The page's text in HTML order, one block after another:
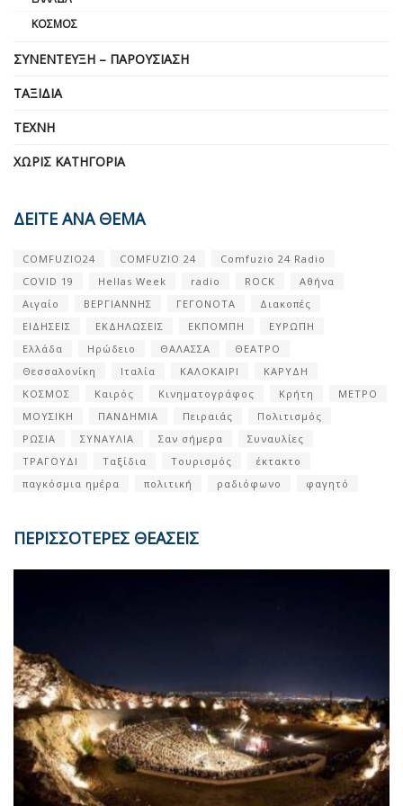
ΚΌΣΜΟΣ
ΣΥΝΈΝΤΕΥΞΗ – ΠΑΡΟΥΣΊΑΣΗ
ΤΑΞΊΔΙΑ
ΤΈΧΝΗ
ΧΩΡΊΣ ΚΑΤΗΓΟΡΊΑ
ΔΕΙΤΕ ΑΝΑ ΘΕΜΑ
COMFUZIO24 COMFUZIO 24
Comfuzio 24 Radio
COVID 19
Hellas Week radio ROCK
Αθήνα
Αιγαίο
ΒΕΡΓΙΑΝΝΗΣ ΓΕΓΟΝΟΤΑ
Διακοπές
ΕΙΔΗΣΕΙΣ
ΕΚΔΗΛΩΣΕΙΣ ΕΚΠΟΜΠΗ
ΕΥΡΩΠΗ
Ελλάδα
Ηρώδειο ΘΑΛΑΣΣΑ
ΘΕΑΤΡΟ
Θεσσαλονίκη
Ιταλία ΚΑΛΟΚΑΙΡΙ
ΚΑΡΥΔΗ
ΚΟΣΜΟΣ
Καιρός Κινηματογράφος Κρήτη
ΜΕΤΡΟ
ΜΟΥΣΙΚΗ
ΠΑΝΔΗΜΙΑ Πειραιάς
Πολιτισμός
ΡΩΣΙΑ
ΣΥΝΑΥΛΙΑ Σαν σήμερα
Συναυλίες
ΤΡΑΓΟΥΔΙ
Ταξίδια Τουρισμός
έκτακτο
παγκόσμια ημέρα
πολιτική ραδιόφωνο φαγητό
ΠΕΡΙΣΣΟΤΕΡΕΣ ΘΕΑΣΕΙΣ